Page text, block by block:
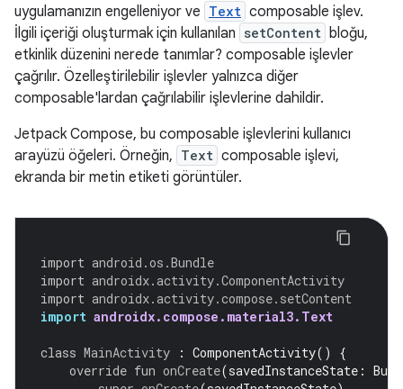
uygulamanızın engelleniyor ve Text composable işlev.
İlgili içeriği oluşturmak için kullanılan setContent bloğu,
etkinlik düzenini nerede tanımlar? composable işlevler
çağrılır. Özelleştirilebilir işlevler yalnızca diğer
composable'lardan çağrılabilir işlevlerine dahildir.
Jetpack Compose, bu composable işlevlerini kullanıcı
arayüzü öğeleri. Örneğin, Text composable işlevi,
ekranda bir metin etiketi görüntüler.
import android.os.Bundle
import androidx.activity.ComponentActivity
import androidx.activity.compose.setContent
import androidx.compose.material3.Text
class MainActivity : ComponentActivity()
{
override fun onCreate(savedInstanceState :